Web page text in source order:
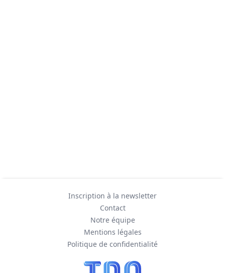
Inscription à la newsletter
Contact
Notre équipe
Mentions légales
Politique de confidentialité